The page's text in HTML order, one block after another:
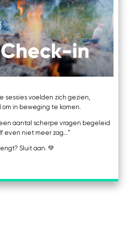
sessies voelden zich gezien,
in beweging te komen.
aantal scherpe vragen begeleid
even niet meer zag…”
Sluit aan. 💚